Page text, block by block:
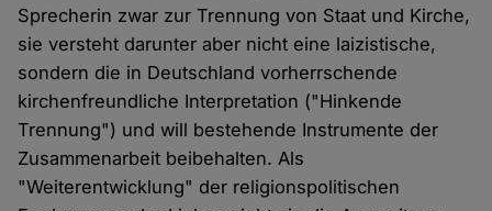
Sprecherin zwar zur Trennung von Staat und Kirche,
sie versteht darunter aber nicht eine laizistische,
sondern die in Deutschland vorherrschende
kirchenfreundliche Interpretation ("Hinkende
Trennung") und will bestehende Instrumente der
Zusammenarbeit beibehalten. Als
"Weiterentwicklung" der religionspolitischen